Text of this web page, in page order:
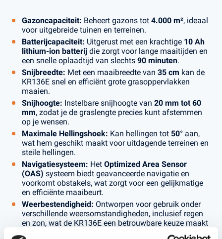
Gazoncapaciteit: Beheert gazons tot 4.000 m², ideaal
voor uitgebreide tuinen en terreinen.
Batterijcapaciteit: Uitgerust met een krachtige 10 Ah
lithium-ion batterij die zorgt voor lange maaitijden en
een snelle oplaadtijd van slechts 90 minuten.
Snijbreedte: Met een maaibreedte van 35 cm kan de
KR136E snel en efficiënt grote grasoppervlakken
maaien.
Snijhoogte: Instelbare snijhoogte van 20 mm tot 60
mm, zodat je de graslengte precies kunt afstemmen
op je wensen.
Maximale Hellingshoek: Kan hellingen tot 50° aan,
wat hem geschikt maakt voor uitdagende terreinen en
steile hellingen.
Navigatiesysteem: Het Optimized Area Sensor
(OAS) systeem biedt geavanceerde navigatie en
voorkomt obstakels, wat zorgt voor een gelijkmatige
en efficiënte maaibeurt.
Weerbestendigheid: Ontworpen voor gebruik onder
verschillende weersomstandigheden, inclusief regen
en zon, wat de KR136E een betrouwbare keuze maakt